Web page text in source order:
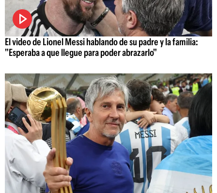
El video de Lionel Messi hablando de su padre y la familia:
"Esperaba a que llegue para poder abrazarlo"